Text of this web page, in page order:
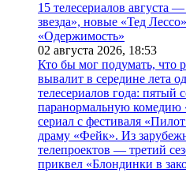
15 телесериалов
звезда», новые «Тед
«Одержимость»
02 августа 2026, 18:53
Кто бы мог подумать, что
вывалит в середине лета
телесериалов года: пятый
паранормальную
сериал с фестиваля
драму «Фейк». Из
телепроектов — третий
приквел «Блондинки в